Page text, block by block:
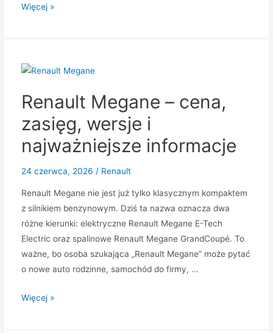
Denza
GT
w
cena,
osiągi
warto
czekać?
Więcej »
Renault Megane – cena,
zasięg, wersje i
najważniejsze informacje
24 czerwca, 2026 / Renault
Renault Megane nie jest już tylko klasycznym kompaktem
z silnikiem benzynowym. Dziś ta nazwa oznacza dwa
różne kierunki: elektryczne Renault Megane E-Tech
Electric oraz spalinowe Renault Megane GrandCoupé. To
ważne, bo osoba szukająca „Renault Megane” może pytać
o nowe auto rodzinne, samochód do firmy, …
Renault
–
Więcej »